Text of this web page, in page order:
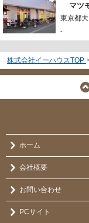
マツ
東京都
-
株式会社イーハウスTOP
ホーム
会社概要
お問い合わせ
PCサイト